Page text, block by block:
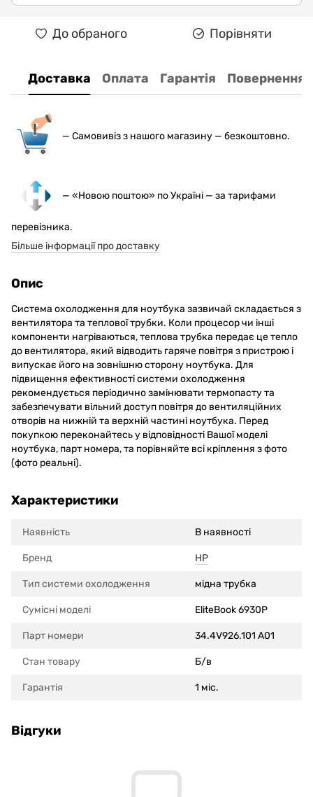
До обраного Порівняти
Доставка Оплата Гарантія Повернення
— Самовивіз з нашого магазину — безкоштовно.
— «Новою поштою» по Україні — за тарифами
перевізника.
Більше інформації про доставку
Опис
Система охолодження для ноутбука зазвичай складається з
вентилятора та теплової трубки. Коли процесор чи інші
компоненти нагріваються, теплова трубка передає це тепло
до вентилятора, який відводить гаряче повітря з пристрою і
випускає його на зовнішню сторону ноутбука. Для
підвищення ефективності системи охолодження
рекомендується періодично замінювати термопасту та
забезпечувати вільний доступ повітря до вентиляційних
отворів на нижній та верхній частині ноутбука. Перед
покупкою переконайтесь у відповідності Вашої моделі
ноутбука, парт номера, та порівняйте всі кріплення з фото
(фото реальні).
Характеристики
Наявність В наявності
Бренд HP
Тип системи охолодження мідна трубка
Сумісні моделi EliteBook 6930P
Парт номери 34.4V926.101 A01
Стан товару Б/в
Гарантія 1 міс.
Відгуки